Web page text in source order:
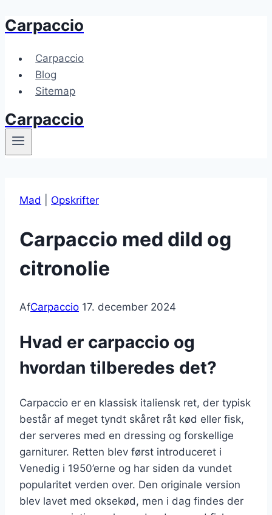
Fortsæt
indhold
Carpaccio
Carpaccio
Blog
Sitemap
Carpaccio
Mad Opskrifter
Carpaccio med dild og
citronolie
AfCarpaccio 17. december 2024
Hvad er carpaccio og
hvordan tilberedes det?
Carpaccio er en klassisk italiensk ret, der typisk
består af meget tyndt skåret råt kød eller fisk,
der serveres med en dressing og forskellige
garniturer. Retten blev først introduceret i
Venedig i 1950’erne og har siden da vundet
popularitet verden over. Den originale version
blev lavet med oksekød, men i dag findes der